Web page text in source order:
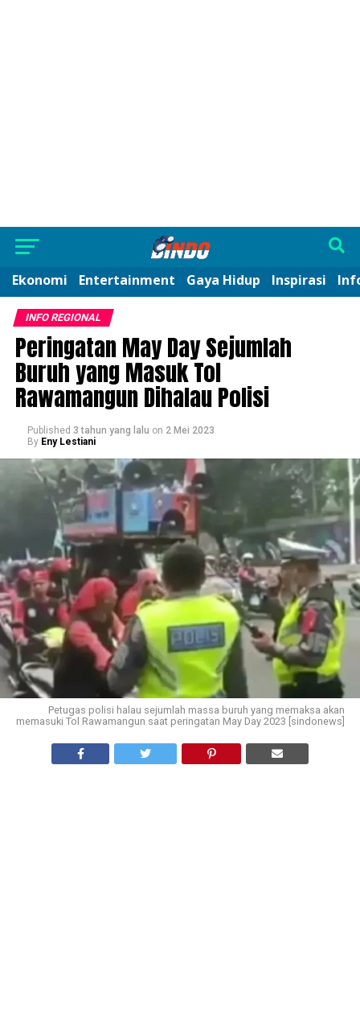
Ekonomi Entertainment Gaya Hidup Inspirasi
INFO REGIONAL
Peringatan May Day Sejumlah
Buruh yang Masuk Tol
Rawamangun Dihalau Polisi
Published 3 tahun yang lalu on 2 Mei 2023
By Eny Lestiani
Petugas polisi halau sejumlah massa buruh yang memaksa akan
memasuki Tol Rawamangun saat peringatan May Day 2023 [sindonews]